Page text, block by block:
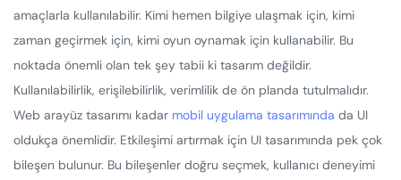
amaçlarla kullanılabilir. Kimi hemen bilgiye ulaşmak için, kimi
zaman geçirmek için, kimi oyun oynamak için kullanabilir. Bu
noktada önemli olan tek şey tabii ki tasarım değildir.
Kullanılabilirlik, erişilebilirlik, verimlilik de ön planda tutulmalıdır.
Web arayüz tasarımı kadar mobil uygulama tasarımında da UI
oldukça önemlidir. Etkileşimi artırmak için UI tasarımında pek çok
bileşen bulunur. Bu bileşenler doğru seçmek, kullanıcı deneyimi